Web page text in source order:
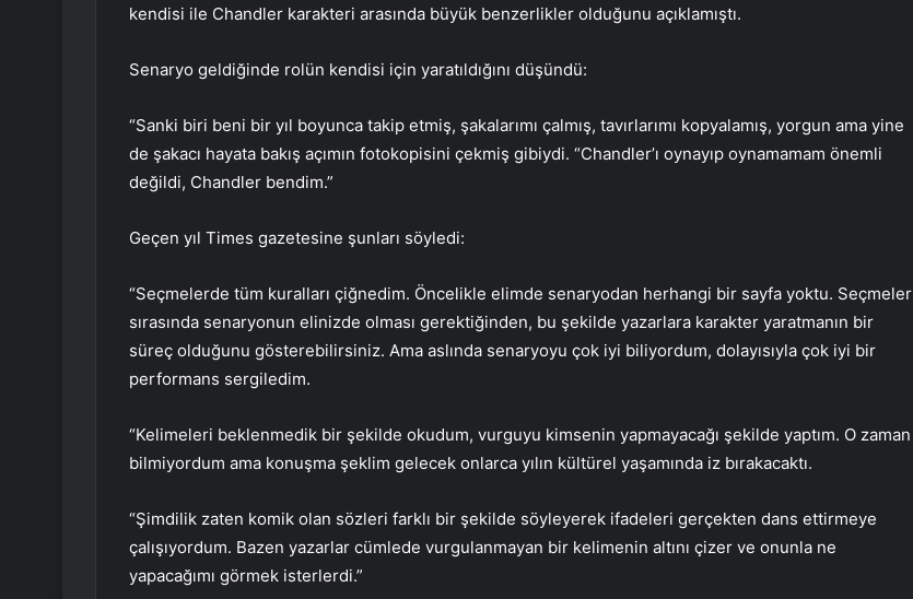
kendisi ile Chandler karakteri arasında büyük benzerlikler olduğunu açıklamıştı.
Senaryo geldiğinde rolün kendisi için yaratıldığını düşündü:
“Sanki biri beni bir yıl boyunca takip etmiş, şakalarımı çalmış, tavırlarımı kopyalamış, yorgun ama yine
de şakacı hayata bakış açımın fotokopisini çekmiş gibiydi. “Chandler’ı oynayıp oynamamam önemli
değildi, Chandler bendim.”
Geçen yıl Times gazetesine şunları söyledi:
“Seçmelerde tüm kuralları çiğnedim. Öncelikle elimde senaryodan herhangi bir sayfa yoktu. Seçmeler
sırasında senaryonun elinizde olması gerektiğinden, bu şekilde yazarlara karakter yaratmanın bir
süreç olduğunu gösterebilirsiniz. Ama aslında senaryoyu çok iyi biliyordum, dolayısıyla çok iyi bir
performans sergiledim.
“Kelimeleri beklenmedik bir şekilde okudum, vurguyu kimsenin yapmayacağı şekilde yaptım. O zaman
bilmiyordum ama konuşma şeklim gelecek onlarca yılın kültürel yaşamında iz bırakacaktı.
“Şimdilik zaten komik olan sözleri farklı bir şekilde söyleyerek ifadeleri gerçekten dans ettirmeye
çalışıyordum. Bazen yazarlar cümlede vurgulanmayan bir kelimenin altını çizer ve onunla ne
yapacağımı görmek isterlerdi.”